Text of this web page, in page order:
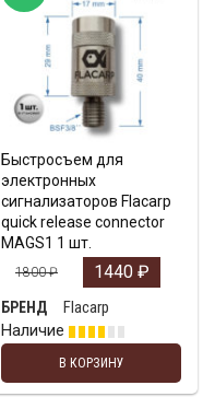
Быстросъем для
электронных
сигнализаторов Flacarp
quick release connector
MAGS1 1 шт.
1800₽ 1440 ₽
БРЕНД
Flacarp
Наличие
В КОРЗИНУ